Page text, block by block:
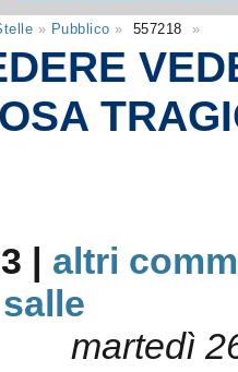
» Pubblico » 557218 »
| altri
martedì